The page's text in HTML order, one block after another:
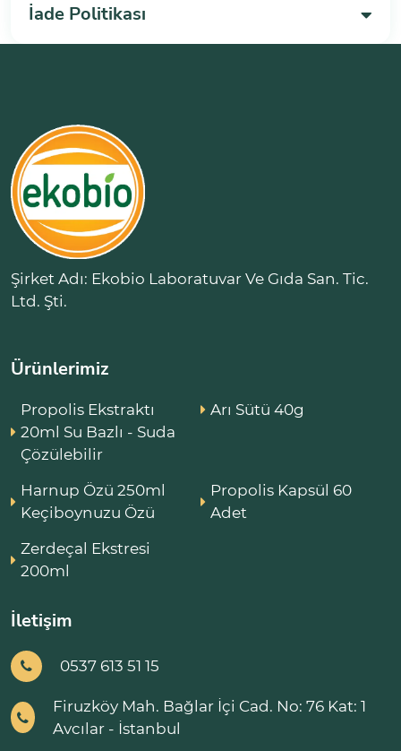
İade Politikası
Şirket Adı: Ekobio Laboratuvar Ve Gıda San. Tic.
Ltd. Şti.
Ürünlerimiz
Propolis Ekstraktı
20ml Su Bazlı - Suda
Çözülebilir
Arı Sütü 40g
Harnup Özü 250ml
Keçiboynuzu Özü
Propolis Kapsül 60
Adet
Zerdeçal Ekstresi
200ml
İletişim
0537 613 51 15
Firuzköy Mah. Bağlar İçi Cad. No: 76 Kat: 1
Avcılar - İstanbul